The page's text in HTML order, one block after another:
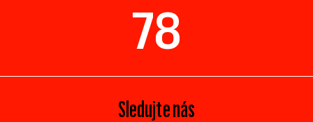
78
Sledujte nás